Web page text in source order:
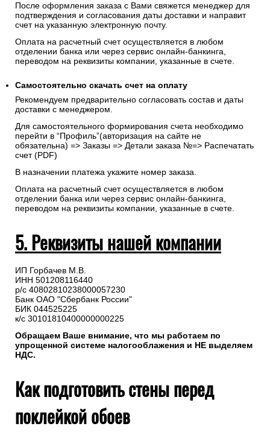
После оформления заказа с Вами свяжется менеджер для
подтверждения и согласования даты доставки и направит
счет на указанную электронную почту.
Оплата на расчетный счет осуществляется в любом
отделении банка или через сервис онлайн-банкинга,
переводом на реквизиты компании, указанные в счете.
Самостоятельно скачать счет на оплату
Рекомендуем предварительно согласовать состав и даты
доставки с менеджером.
Для самостоятельного формирования счета необходимо
перейти в “Профиль”(авторизация на сайте не
обязательна) => Заказы => Детали заказа №=> Распечатать
счет (PDF)
В назначении платежа укажите номер заказа.
Оплата на расчетный счет осуществляется в любом
отделении банка или через сервис онлайн-банкинга,
переводом на реквизиты компании, указанные в счете.
5. Реквизиты нашей компании
ИП Горбачев М.В.
ИНН 501208116440
р/с 40802810238000057230
Банк ОАО "Сбербанк России"
БИК 044525225
к/с 30101810400000000225
Обращаем Ваше внимание, что мы работаем по
упрощенной системе налогооблажения и НЕ выделяем
НДС.
Как подготовить стены перед
поклейкой обоев